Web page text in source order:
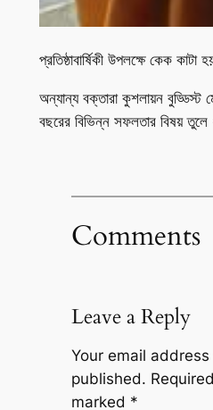
প্রতিষ্ঠাবার্ষিকী উপলক্ষে কেক কাটা
অন্যান্য বক্তারা কুশলায়ন বুড্ডিস্ট
বছরের বিভিন্ন সফলতার বিষয় তুলে
Comments
Leave a Reply
Your email
published.
marked *